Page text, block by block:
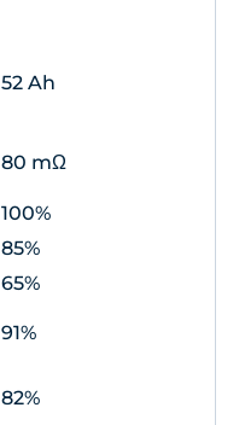
52 Ah
80 mΩ
100%
85%
65%
91%
82%